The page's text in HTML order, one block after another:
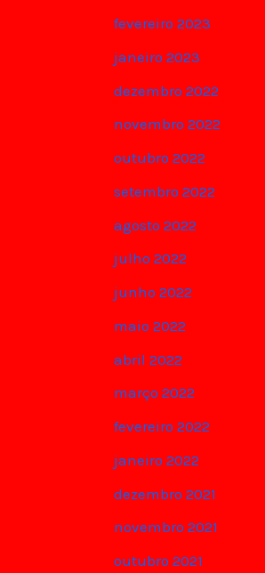
fevereiro 2023
janeiro 2023
dezembro 2022
novembro 2022
outubro 2022
setembro 2022
agosto 2022
julho 2022
junho 2022
maio 2022
abril 2022
março 2022
fevereiro 2022
janeiro 2022
dezembro 2021
novembro 2021
outubro 2021